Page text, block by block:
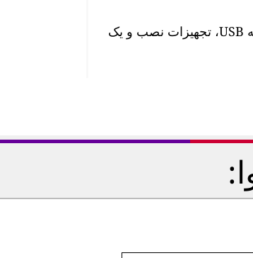
این ایستگاه دارای یک کابل برق 10 متری ضد آب، یک منبع تغذیه USB، تجهیزات نصب و یک